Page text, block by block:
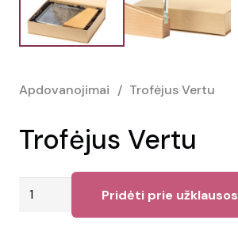
Apdovanojimai / Trofėjus Vertu
Trofėjus Vertu
produkto
Pridėti prie užklausos